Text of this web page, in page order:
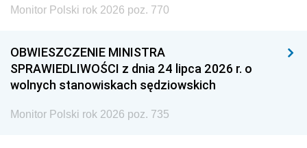
Monitor Polski rok 2026 poz. 770
OBWIESZCZENIE MINISTRA
SPRAWIEDLIWOŚCI z dnia 24 lipca 2026 r. o
wolnych stanowiskach sędziowskich
Monitor Polski rok 2026 poz. 735